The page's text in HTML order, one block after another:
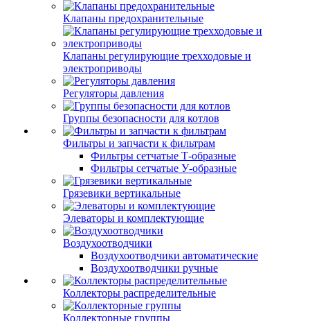
Клапаны предохранительные
Клапаны регулирующие трехходовые и
электроприводы
Регуляторы давления
Группы безопасности для котлов
Фильтры и запчасти к фильтрам
Фильтры сетчатые Т-образные
Фильтры сетчатые У-образные
Грязевики вертикальные
Элеваторы и комплектующие
Воздухоотводчики
Воздухоотводчики автоматические
Воздухоотводчики ручные
Коллекторы распределительные
Коллекторные группы